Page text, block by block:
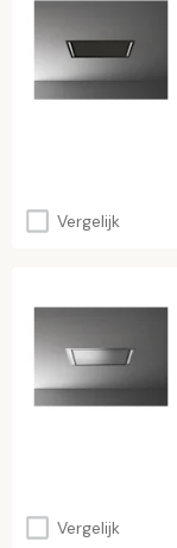
Vergelijk
Vergelijk